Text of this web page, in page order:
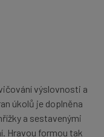
výslovnosti a
úkolů je doplněna
a sestavenými
Hravou formou tak